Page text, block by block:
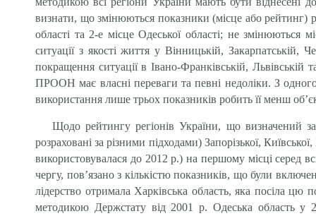
визнати, що змінюються показники (місце або рейтинг)
області та 2-е місце Одеської області; не змінюються
ситуації з якості життя у Вінницькій, Закарпатській,
покращення ситуації в Івано-Франківській,
ПРООН має власні переваги та певні недоліки. З
використання лише трьох показників робить її менш
Щодо рейтингу регіонів України, що визначений
розраховані за різними підходами) Запорізької,
використовувалася до 2012 р.) на першому місці серед
чергу, пов’язано з кількістю показників, що були
лідерство отримала Харківська область, яка посіла
методикою Держстату від 2001 р. Одеська область у